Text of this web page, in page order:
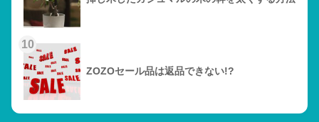
10
ZOZOセール品は返品できない!?